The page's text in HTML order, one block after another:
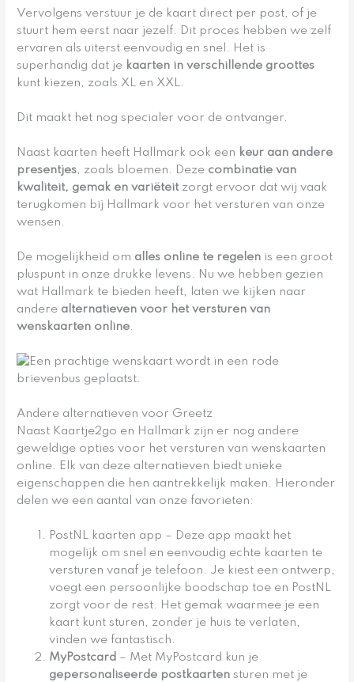
Vervolgens verstuur je de kaart direct per post, of je
stuurt hem eerst naar jezelf. Dit proces hebben we zelf
ervaren als uiterst eenvoudig en snel. Het is
superhandig dat je kaarten in verschillende groottes
kunt kiezen, zoals XL en XXL.
Dit maakt het nog specialer voor de ontvanger.
Naast kaarten heeft Hallmark ook een keur aan andere
presentjes, zoals bloemen. Deze combinatie van
kwaliteit, gemak en variëteitzorgt ervoor dat wij vaak
terugkomen bij Hallmark voor het versturen van onze
wensen.
De mogelijkheid om alles online te regelen is een groot
pluspunt in onze drukke levens. Nu we hebben gezien
wat Hallmark te bieden heeft, laten we kijken naar
andere alternatieven voor het versturen van
wenskaarten online.
Andere alternatieven voor Greetz
Naast Kaartje2go en Hallmark zijn er nog andere
geweldige opties voor het versturen van wenskaarten
online. Elk van deze alternatieven biedt unieke
eigenschappen die hen aantrekkelijk maken. Hieronder
delen we een aantal van onze favorieten:
PostNL kaarten app – Deze app maakt het
mogelijk om snel en eenvoudig echte kaarten te
versturen vanaf je telefoon. Je kiest een ontwerp,
voegt een persoonlijke boodschap toe en PostNL
zorgt voor de rest. Het gemak waarmee je een
kaart kunt sturen, zonder je huis te verlaten,
vinden we fantastisch.
MyPostcard – Met MyPostcard kun je
gepersonaliseerde postkaarten sturen met je